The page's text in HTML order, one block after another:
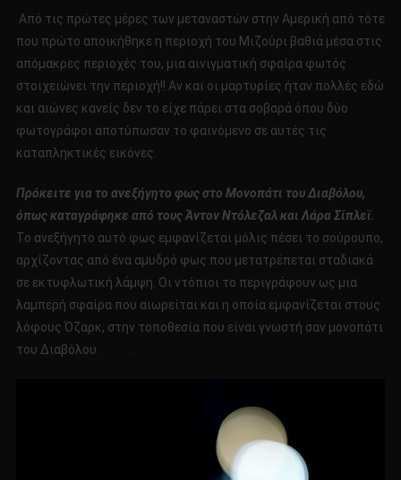
ΧΩΡΙΟ
ΤΗΣ
Από τις πρώτες μέρες των μεταναστών στην Αμερική από τότε
που πρώτο αποικήθηκε η περιοχή του Μιζούρι βαθιά μέσα στις
απόμακρες περιοχές του, μια αινιγματική σφαίρα φωτός
στοιχειώνει την περιοχή!! Αν και οι μαρτυρίες ήταν πολλές εδώ
και αιώνες κανείς δεν το είχε πάρει στα σοβαρά όπου δύο
φωτογράφοι αποτύπωσαν το φαινόμενο σε αυτές τις
καταπληκτικές εικόνες.
Πρόκειτε για το ανεξήγητο φως στο Μονοπάτι του Διαβόλου,
όπως καταγράφηκε από τους Άντον Ντόλεζαλ και Λάρα Σίπλεϊ.
Το ανεξήγητο αυτό φως εμφανίζεται μόλις πέσει το σούρουπο,
αρχίζοντας από ένα αμυδρό φως που μετατρέπεται σταδιακά
σε εκτυφλωτική λάμψη. Οι ντόπιοι το περιγράφουν ως μια
λαμπερή σφαίρα που αιωρείται και η οποία εμφανίζεται στους
λόφους Όζαρκ, στην τοποθεσία που είναι γνωστή σαν μονοπάτι
του Διαβόλου. .